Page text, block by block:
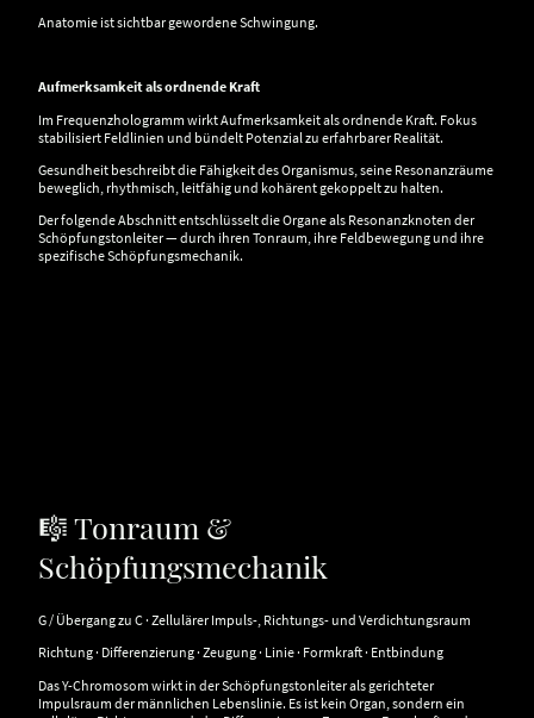
Anatomie ist sichtbar gewordene Schwingung.
Aufmerksamkeit als ordnende Kraft
Im Frequenzhologramm wirkt Aufmerksamkeit als ordnende Kraft. Fokus
stabilisiert Feldlinien und bündelt Potenzial zu erfahrbarer Realität.
Gesundheit beschreibt die Fähigkeit des Organismus, seine Resonanzräume
beweglich, rhythmisch, leitfähig und kohärent gekoppelt zu halten.
Der folgende Abschnitt entschlüsselt die Organe als Resonanzknoten der
Schöpfungstonleiter — durch ihren Tonraum, ihre Feldbewegung und ihre
spezifische Schöpfungsmechanik.
🎼 Tonraum &
Schöpfungsmechanik
G / Übergang zu C · Zellulärer Impuls-, Richtungs- und Verdichtungsraum
Richtung · Differenzierung · Zeugung · Linie · Formkraft · Entbindung
Das Y-Chromosom wirkt in der Schöpfungstonleiter als gerichteter
Impulsraum der männlichen Lebenslinie. Es ist kein Organ, sondern ein